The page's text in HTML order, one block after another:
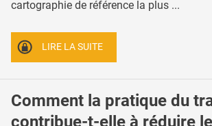
cartographie de référence la plus ...
LIRE LA SUITE
Comment la pratique du
contribue-t-elle à réduire